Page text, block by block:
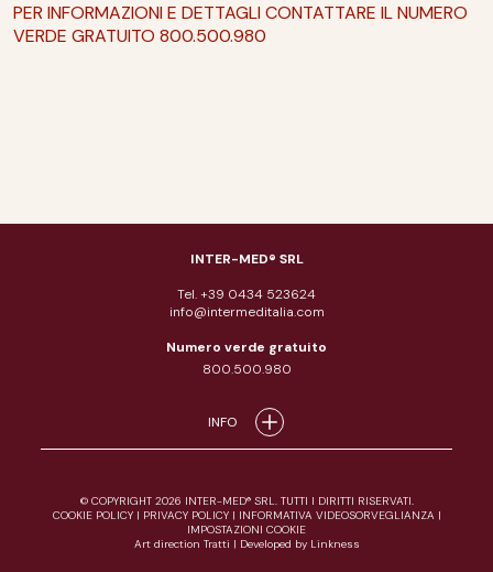
PER INFORMAZIONI E DETTAGLI CONTATTARE IL NUMERO
VERDE GRATUITO 800.500.980
INTER-MED® SRL
Tel. +39 0434 523624
info@intermeditalia.com
Numero verde gratuito
800.500.980
INFO
© COPYRIGHT 2026 INTER-MED® SRL. TUTTI I DIRITTI RISERVATI.
COOKIE POLICY| PRIVACY POLICY| INFORMATIVA VIDEOSORVEGLIANZA |
IMPOSTAZIONI COOKIE
Art direction Tratti | Developed by Linkness